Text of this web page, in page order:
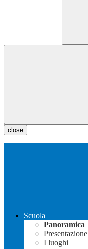
close
Scuola
Panoramica
Presentazione
I luoghi